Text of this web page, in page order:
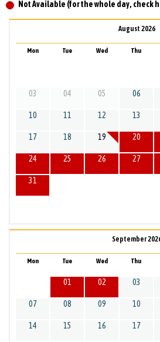
Not Available (for the whole day, check
August 2026
Mon Tue Wed Thu
03 04 05 06
10 11 12 13
17 18 19 20
24 25 26 27
31
September
Mon Tue Wed Thu
01 02 03
07 08 09 10
14 15 16 17